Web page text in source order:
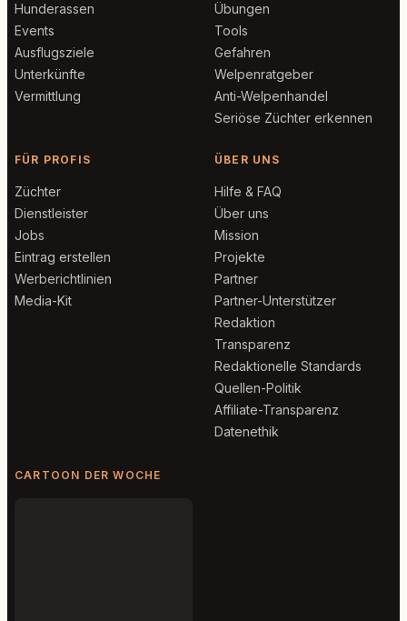
Hunderassen
Events
Ausflugsziele
Unterkünfte
Vermittlung
Übungen
Tools
Gefahren
Welpenratgeber
Anti-Welpenhandel
Seriöse Züchter erkennen
FÜR PROFIS
Züchter
Dienstleister
Jobs
Eintrag erstellen
Werberichtlinien
Media-Kit
ÜBER UNS
Hilfe & FAQ
Über uns
Mission
Projekte
Partner
Partner-Unterstützer
Redaktion
Transparenz
Redaktionelle Standards
Quellen-Politik
Affiliate-Transparenz
Datenethik
CARTOON DER WOCHE